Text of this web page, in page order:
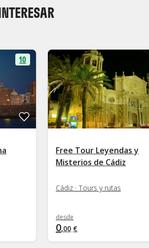
10
Free Tour Leyendas y
Misterios de Cádiz
Cádiz · Tours y rutas
desde
0,00 €